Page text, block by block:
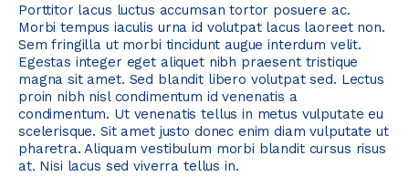
Porttitor lacus luctus accumsan tortor posuere ac.
Morbi tempus iaculis urna id volutpat lacus laoreet non.
Sem fringilla ut morbi tincidunt augue interdum velit.
Egestas integer eget aliquet nibh praesent tristique
magna sit amet. Sed blandit libero volutpat sed. Lectus
proin nibh nisl condimentum id venenatis a
condimentum. Ut venenatis tellus in metus vulputate eu
scelerisque. Sit amet justo donec enim diam vulputate ut
pharetra. Aliquam vestibulum morbi blandit cursus risus
at. Nisi lacus sed viverra tellus in.